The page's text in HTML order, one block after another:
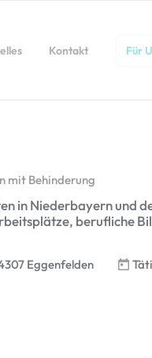
Kontakt Für
mit Behinderung
in Niederbayern und
berufliche
Eggenfelden